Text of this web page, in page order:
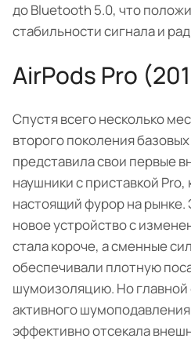
до Bluetooth 5.0, что
стабильности сигнала и
AirPods Pro
Спустя всего несколько
второго поколения
представила свои первые
наушники с приставкой
настоящий фурор на
новое устройство с
стала короче, а сменные
обеспечивали плотную
шумоизоляцию. Но
активного
эффективно отсекала